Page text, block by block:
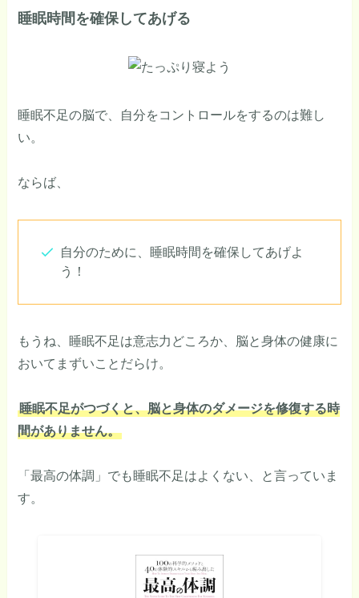
睡眠時間を確保してあげる
睡眠不足の脳で、自分をコントロールをするのは難し
い。
ならば、
自分のために、睡眠時間を確保してあげよ
う！
もうね、睡眠不足は意志力どころか、脳と身体の健康に
おいてまずいことだらけ。
睡眠不足がつづくと、脳と身体のダメージを修復する時
間がありません。
「最高の体調」でも睡眠不足はよくない、と言っていま
す。